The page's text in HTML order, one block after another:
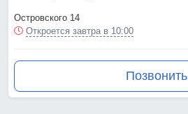
Островского 14
Откроется завтра в 10:00
Позвонить